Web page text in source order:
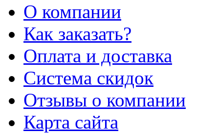
О компании
Как заказать?
Оплата и доставка
Система скидок
Отзывы о компании
Карта сайта